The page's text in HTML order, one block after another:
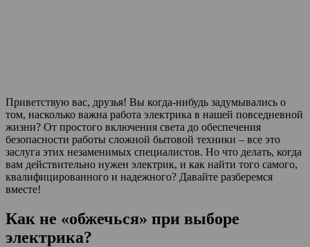
Приветствую вас, друзья! Вы когда-нибудь задумывались о
том, насколько важна работа электрика в нашей повседневной
жизни? От простого включения света до обеспечения
безопасности работы сложной бытовой техники – все это
заслуга этих незаменимых специалистов. Но что делать, когда
вам действительно нужен электрик, и как найти того самого,
квалифицированного и надежного? Давайте разберемся
вместе!
Как не «обжечься» при выборе
электрика?